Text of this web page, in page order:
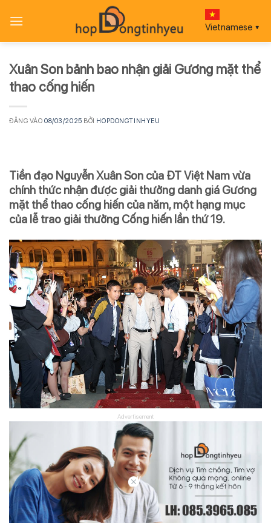
qua
Vietnamese ▼
Xuân Son bảnh bao nhận giải Gương mặt thể
thao cống hiến
ĐĂNG VÀO08/03/2025 BỞI HOPDONGTINHYEU
Tiền đạo Nguyễn Xuân Son của ĐT Việt Nam vừa
chính thức nhận được giải thưởng danh giá Gương
mặt thể thao cống hiến của năm, một hạng mục
của lễ trao giải thưởng Cống hiến lần thứ 19.
//
Advertisement